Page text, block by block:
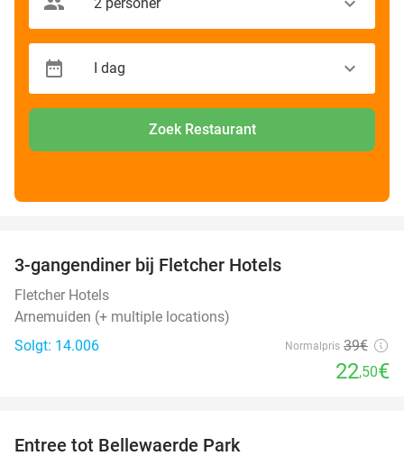
Zoek Restaurant
3-gangendiner bij Fletcher Hotels
Fletcher Hotels
Arnemuiden (+ multiple locations)
Solgt: 14.006
Normalpris 39€
22,50€
Entree tot Bellewaerde Park